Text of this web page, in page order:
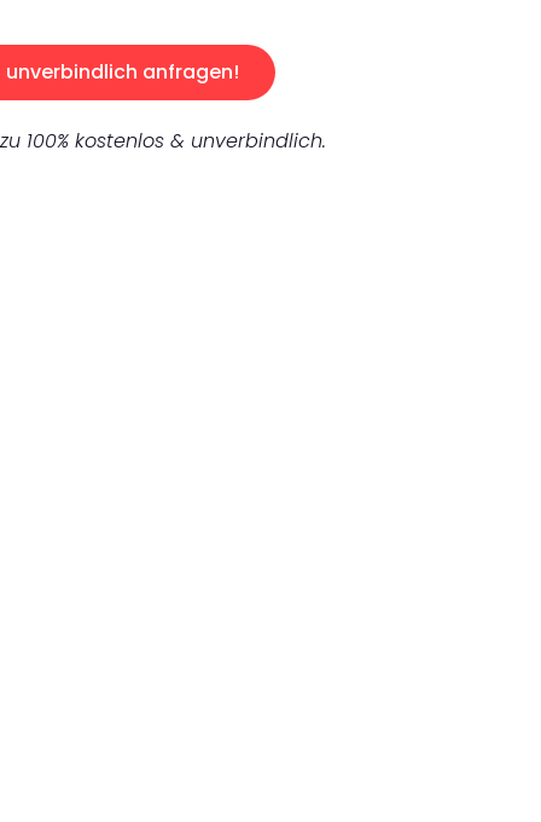
unverbindlich anfragen!
100% kostenlos & unverbindlich.